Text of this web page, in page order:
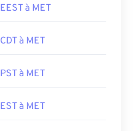
EEST à MET
CDT à MET
PST à MET
EST à MET